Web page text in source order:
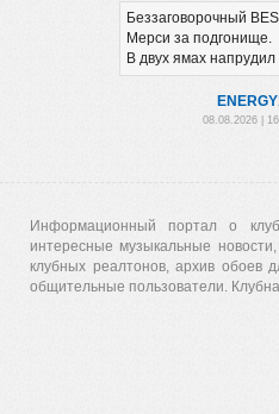
Беззаговорочный
Мерси за подгонище.
В двух ямах напрудил
08.08.2026 |
Информационный портал о
интересные музыкальные
клубных реалтонов, архив обоев
общительные пользователи.